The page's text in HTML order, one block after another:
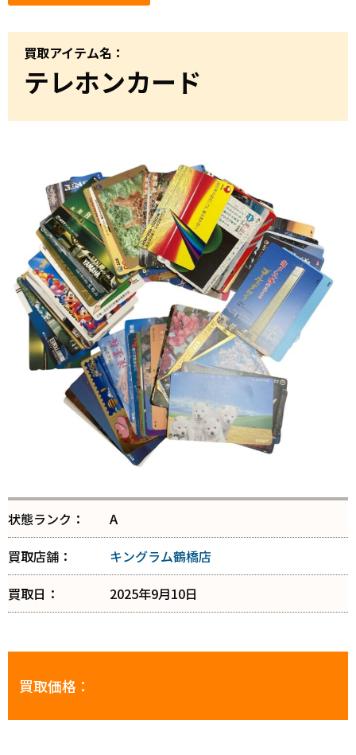
買取アイテム名：
テレホンカード
状態ランク：
A
買取店舗：
キングラム鶴橋店
買取日：
2025年9月10日
買取価格：